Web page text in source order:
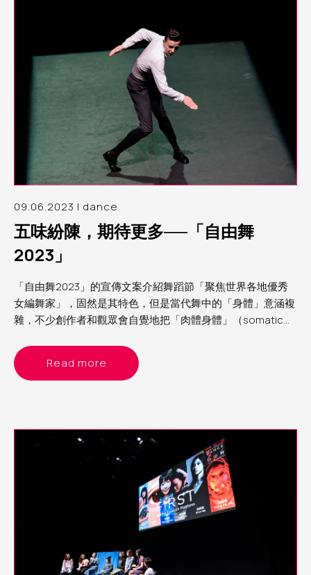
09.06.2023 | dance
五味紛陳，期待更多──「自由舞
2023」
「自由舞2023」的宣傳文案介紹舞蹈節「聚焦世界各地優秀
女編舞家」，固然是其特色，但是當代舞中的「身體」意涵複
雜，不少創作者和觀眾會自覺地把「肉體身體」（somatic
（intertextuality）理論框架的立論：生理性別不過是組成
「文化個人」的眾多面向之一，重要的是察覺面向與面向的交
Read more